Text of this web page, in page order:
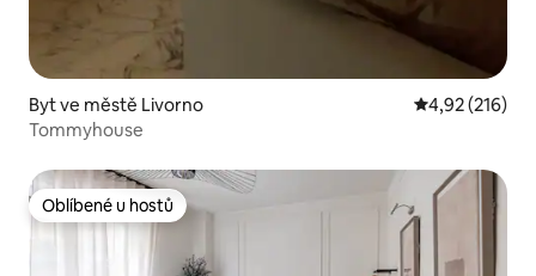
Byt ve městě Livorno Průměrné
4,92 (216)
Tommyhouse
Oblíbené u hostů
Oblíbené u hostů